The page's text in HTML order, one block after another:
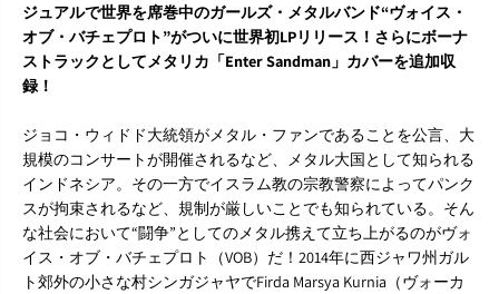
ジュアルで世界を席巻中のガールズ・メタルバンド“ヴォイス・
オブ・バチェプロト”がついに世界初LPリリース！さらにボーナ
ストラックとしてメタリカ「Enter Sandman」カバーを追加収
録！
ジョコ・ウィドド大統領がメタル・ファンであることを公言、大
規模のコンサートが開催されるなど、メタル大国として知られる
インドネシア。その一方でイスラム教の宗教警察によってパンク
スが拘束されるなど、規制が厳しいことでも知られている。そん
な社会において“闘争”としてのメタル携えて立ち上がるのがヴォ
イス・オブ・バチェプロト（VOB）だ！2014年に西ジャワ州ガル
ト郊外の小さな村シンガジャヤでFirda Marsya Kurnia（ヴォーカ